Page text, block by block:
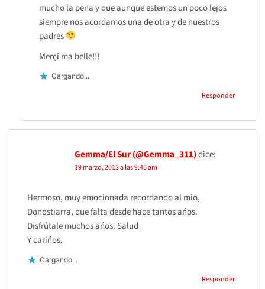
mucho la pena y que aunque estemos un poco lejos
siempre nos acordamos una de otra y de nuestros
padres
Merçi ma belle!!!
Cargando...
Responder
Gemma/El Sur (@Gemma_311)dice:
19 marzo, 2013 a las 9:45 am
Hermoso, muy emocionada recordando al mio,
Donostiarra, que falta desde hace tantos ańos.
Disfrútale muchos ańos. Salud
Y carińos.
Cargando...
Responder